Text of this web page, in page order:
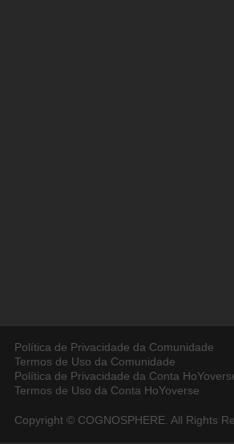
Política de Privacidade da Comunidade
Termos de Uso da Comunidade
Política de Privacidade da Conta
Termos de Uso da Conta HoYoverse
Copyright © COGNOSPHERE. All Rights